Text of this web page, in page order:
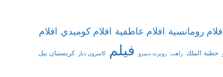
رومانسية افلام عاطفية افلام كوميدي افلام
خطبة الملك راهب روبرت دينيرو فيلم كاميرون دياز كريستيان بيل